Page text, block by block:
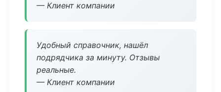
— Клиент компании
Удобный справочник, нашёл
подрядчика за минуту. Отзывы
реальные.
— Клиент компании